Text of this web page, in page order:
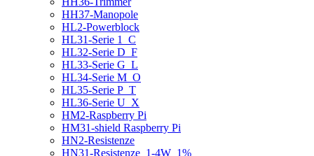
HH37-Manopole
HL2-Powerblock
HL31-Serie 1_C
HL32-Serie D_F
HL33-Serie G_L
HL34-Serie M_O
HL35-Serie P_T
HL36-Serie U_X
HM2-Raspberry Pi
HM31-shield Raspberry Pi
HN2-Resistenze
HN31-Resistenze_1-4W_1%